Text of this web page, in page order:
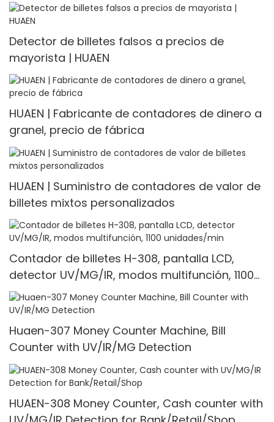
Detector de billetes falsos a precios de
mayorista | HUAEN
HUAEN | Fabricante de contadores de dinero a
granel, precio de fábrica
HUAEN | Suministro de contadores de valor de
billetes mixtos personalizados
Contador de billetes H-308, pantalla LCD,
detector UV/MG/IR, modos multifunción, 1100
unidades/min
Huaen-307 Money Counter Machine, Bill
Counter with UV/IR/MG Detection
HUAEN-308 Money Counter, Cash counter with